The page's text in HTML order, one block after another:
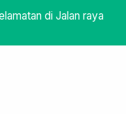
Mengatasi Kendala